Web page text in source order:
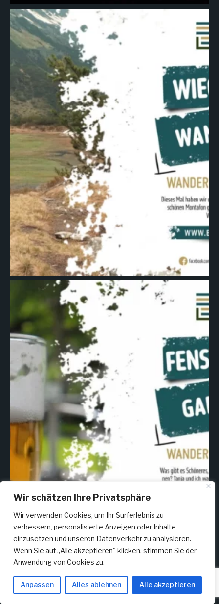
Wir schätzen Ihre Privatsphäre
Wir verwenden Cookies, um Ihr Surferlebnis zu
verbessern, personalisierte Anzeigen oder Inhalte
einzusetzen und unseren Datenverkehr zu analysieren.
Wenn Sie auf „Alle akzeptieren" klicken, stimmen Sie der
Anwendung von Cookies zu.
Anpassen Alles ablehnen Alle akzeptieren
Mehr laden